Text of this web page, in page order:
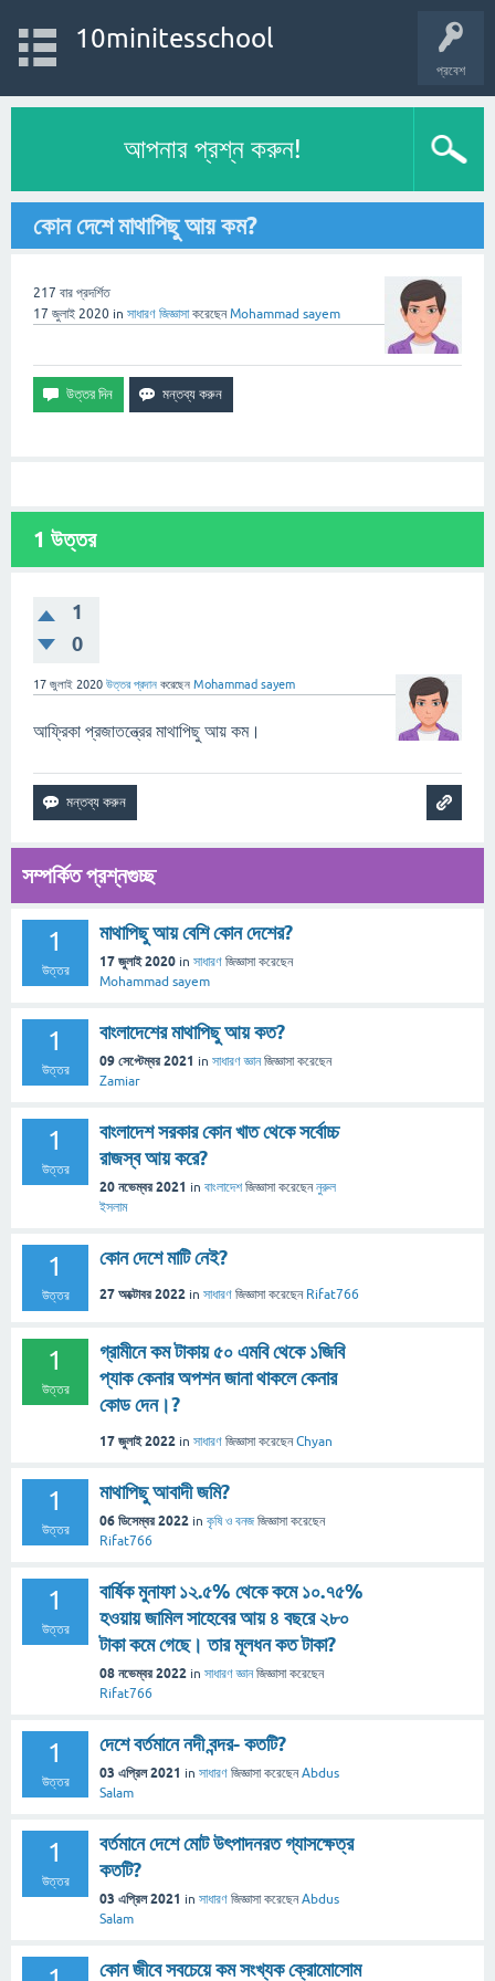
প্রবেশ
10minitesschool
আপনার প্রশ্ন করুন!
কোন দেশে মাথাপিছু আয় কম?
217 বার প্রদর্শিত
17 জুলাই 2020 in সাধারণ জিজ্ঞাসা করেছেনMohammad sayem
1 উত্তর
1
0
17 জুলাই 2020 উত্তর প্রদান করেছেন Mohammad sayem
আফ্রিকা প্রজাতন্ত্রের মাথাপিছু আয় কম।
সম্পর্কিত প্রশ্নগুচ্ছ
1
উত্তর
মাথাপিছু আয় বেশি কোন দেশের?
17 জুলাই 2020 in সাধারণ জিজ্ঞাসা করেছেন
Mohammad sayem
1
উত্তর
বাংলাদেশের মাথাপিছু আয় কত?
09 সেপ্টেম্বর 2021 in সাধারণ জ্ঞান জিজ্ঞাসা করেছেন
Zamiar
1
উত্তর
বাংলাদেশ সরকার কোন খাত থেকে সর্বোচ্চ
রাজস্ব আয় করে?
20 নভেম্বর 2021 in বাংলাদেশ জিজ্ঞাসা করেছেননুরুল
ইসলাম
1
উত্তর
কোন দেশে মাটি নেই?
27 অক্টোবর 2022 in সাধারণ জিজ্ঞাসা করেছেন Rifat766
1
উত্তর
গ্রামীনে কম টাকায় ৫০ এমবি থেকে ১জিবি
প্যাক কেনার অপশন জানা থাকলে কেনার
কোড দেন।?
17 জুলাই 2022 in সাধারণ জিজ্ঞাসা করেছেনChyan
1
উত্তর
মাথাপিছু আবাদী জমি?
06 ডিসেম্বর 2022 in কৃষি ও বনজ জিজ্ঞাসা করেছেন
Rifat766
1
উত্তর
বার্ষিক মুনাফা ১২.৫% থেকে কমে ১০.৭৫%
হওয়ায় জামিল সাহেবের আয় ৪ বছরে ২৮০
টাকা কমে গেছে। তার মূলধন কত টাকা?
08 নভেম্বর 2022 in সাধারণ জ্ঞান জিজ্ঞাসা করেছেন
Rifat766
1
উত্তর
দেশে বর্তমানে নদী বন্দর- কতটি?
03 এপ্রিল 2021 in সাধারণ জিজ্ঞাসা করেছেনAbdus
Salam
1
উত্তর
বর্তমানে দেশে মোট উৎপাদনরত গ্যাসক্ষেত্র
কতটি?
03 এপ্রিল 2021 in সাধারণ জিজ্ঞাসা করেছেনAbdus
Salam
কোন জীবে সবচেয়ে কম সংখ্যক ক্রোমোসোম